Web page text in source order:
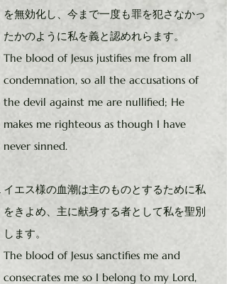
を無効化し、今まで一度も罪を犯さなかっ
たかのように私を義と認めれらます。
The blood of Jesus justifies me from all
condemnation, so all the accusations of
the devil against me are nullified; He
makes me righteous as though I have
never sinned.
イエス様の血潮は主のものとするために私
をきよめ、主に献身する者として私を聖別
します。
The blood of Jesus sanctifies me and
consecrates me so I belong to my Lord,